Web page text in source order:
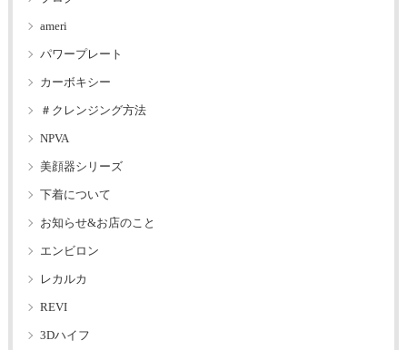
ameri
パワープレート
カーボキシー
＃クレンジング方法
NPVA
美顔器シリーズ
下着について
お知らせ&お店のこと
エンビロン
レカルカ
REVI
3Dハイフ